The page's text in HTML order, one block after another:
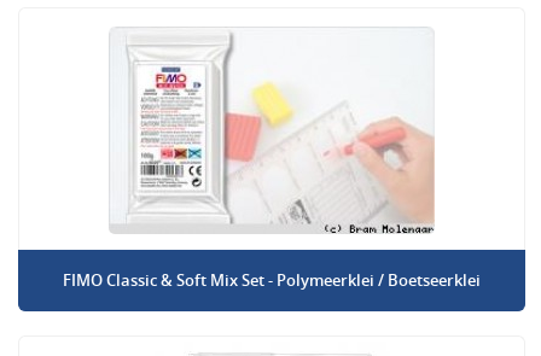
FIMO Classic & Soft Mix Set - Polymeerklei / Boetseerklei